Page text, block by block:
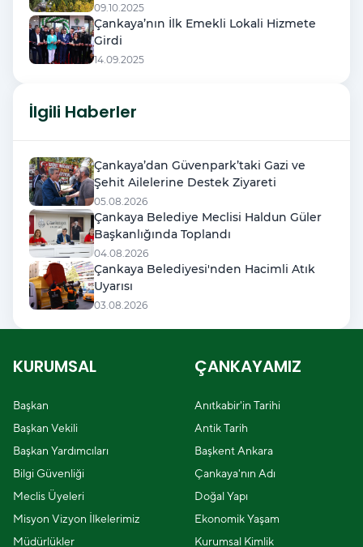
09.10.2025
Çankaya’nın İlk Emekli Lokali Hizmete
Girdi
14.09.2025
İlgili Haberler
Çankaya’dan Güvenpark’taki Gazi ve
Şehit Ailelerine Destek Ziyareti
05.08.2026
Çankaya Belediye Meclisi Haldun Güler
Başkanlığında Toplandı
04.08.2026
Çankaya Belediyesi'nden Hacimli Atık
Uyarısı
03.08.2026
KURUMSAL
Başkan
Başkan Vekili
Başkan Yardımcıları
Bilgi Güvenliği
Meclis Üyeleri
Misyon Vizyon İlkelerimiz
Müdürlükler
ÇANKAYAMIZ
Anıtkabir'in Tarihi
Antik Tarih
Başkent Ankara
Çankaya'nın Adı
Doğal Yapı
Ekonomik Yaşam
Kurumsal Kimlik